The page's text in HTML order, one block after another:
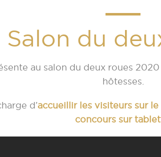
Salon du
au salon du deux roues
hôtesses.
d’accueillir les visiteurs sur
concours sur